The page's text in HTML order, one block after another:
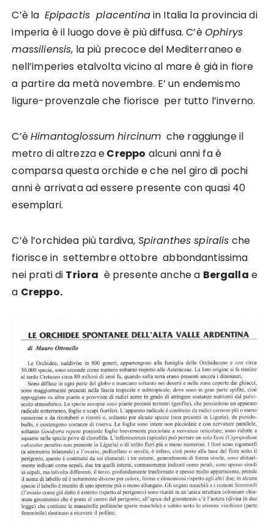
C’è la Epipactis placentinain Italia la provincia di
imperia è il luogo dove è più diffusa. C’èOphirys
massiliensis, la più precoce del Mediterraneo e
nell’imperies etalvolta vicino al mare è già in fiore
a partire da metà novembre. E’ un endemismo
ligure-provenzale che fiorisce per tutto l’inverno.
C’èHimantoglossum hircinum che raggiunge il
metro di altrezza eCreppo alcuni anni fa è
comparsa questa orchide e che nel giro di pochi
anni è arrivata ad essere presente con quasi 40
esemplari.
C’è l’orchidea più tardiva, Spiranthes spiralis che
fiorisce in settembre ottobre abbondantissima
nei prati di Triora è presente anche a Bergalla e
a Creppo.